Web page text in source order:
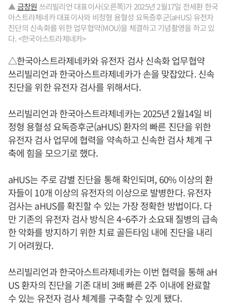
▲금창원 쓰리빌리언 대표이사(오른쪽)가 2025년 2월17일 전세환 한국
아스트라제네카 대표이사와 비정형 용혈성 요독증후군(aHUS) 유전자
진단의 신속화를 위한 업무협약(MOU)을 체결하고 기념촬영을 하고 있
다. <한국아스트라제네카>
△한국아스트라제네카와 유전자 검사 신속화 업무협약
쓰리빌리언과 한국아스트라제네카가 손을 맞잡았다. 신속
진단을 위한 유전자 검사를 위해서다.
쓰리빌리언과 한국아스트라제네카는 2025년 2월14일 비
정형 용혈성 요독증후군(aHUS) 환자의 빠른 진단을 위한
유전자 검사 업무에 협력을 약속하고 신속한 검사 체계 구
축에 힘을 모으기로 했다.
aHUS는 주로 감별 진단을 통해 확인되며, 60% 이상의 환
자들이 10개 이상의 유전자의 이상으로 발병한다. 유전자
검사는 aHUS를 확진할 수 있는 가장 정확한 방법이다. 다
만 기존의 유전자 검사 방식은 4~6주가 소요돼 질병의 급속
한 악화를 방지하기 위한 치료 골든타임 내에 진단을 내리
기 어려웠다.
쓰리빌리언과 한국아스트라제네카는 이번 협력을 통해 aH
US 환자의 진단을 기존 대비 3배 빠른 2주 이내에 완료할
수 있는 유전자 검사 체계를 구축할 수 있게 됐다.